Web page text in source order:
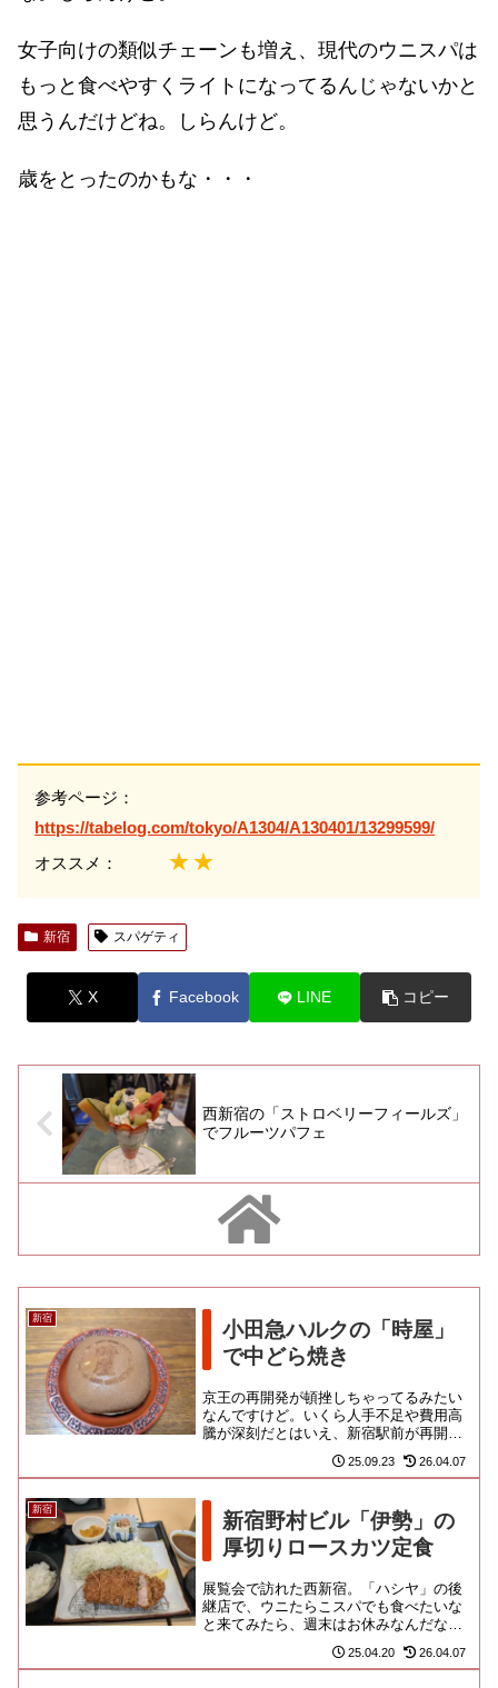
女子向けの類似チェーンも増え、現代のウニスパは
もっと食べやすくライトになってるんじゃないかと
思うんだけどね。しらんけど。
歳をとったのかもな・・・
参考ページ：
https://tabelog.com/tokyo/A1304/A130401/13299599/
オススメ： ★★
新宿 スパゲティ
X Facebook LINE コピー
西新宿の「ストロベリーフィールズ」
でフルーツパフェ
新宿
小田急ハルクの「時屋」
で中どら焼き
京王の再開発が頓挫しちゃってるみたい
なんですけど。いくら人手不足や費用高
騰が深刻だとはいえ、新宿駅前が再開発
ができないのなら、他のどこでできるん
だよって悲鳴が漏れちゃいます...
25.09.23 26.04.07
新宿
新宿野村ビル「伊勢」の
厚切りロースカツ定食
展覧会で訪れた西新宿。「ハシヤ」の後
継店で、ウニたらこスパでも食べたいな
と来てみたら、週末はお休みなんだな！
仕方なく、手近なとんかつ屋に入店で
す。こちらも創業４６年とのこと...
25.04.20 26.04.07